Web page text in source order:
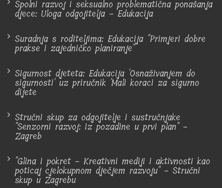
Spolni razvoj i seksualno problematična ponašanja
djece: Uloga odgojitelja - Edukacija
Suradnja s roditeljima: Edukacija "Primjeri dobre
prakse i zajedničko planiranje"
Sigurnost djeteta: Edukacija 'Osnaživanjem do
sigurnosti' uz priručnik 'Mali koraci za sigurno
dijete
Stručni skup za odgojitelje i sustručnjake
"Senzorni razvoj: iz pozadine u prvi plan" -
Zagreb
"Glina i pokret - Kreativni mediji i aktivnosti kao
poticaj cjelokupnom dječjem razvoju" - Stručni
skup u Zagrebu